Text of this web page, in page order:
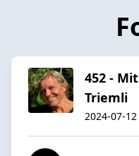
452 -
Triemli
2024-07-12